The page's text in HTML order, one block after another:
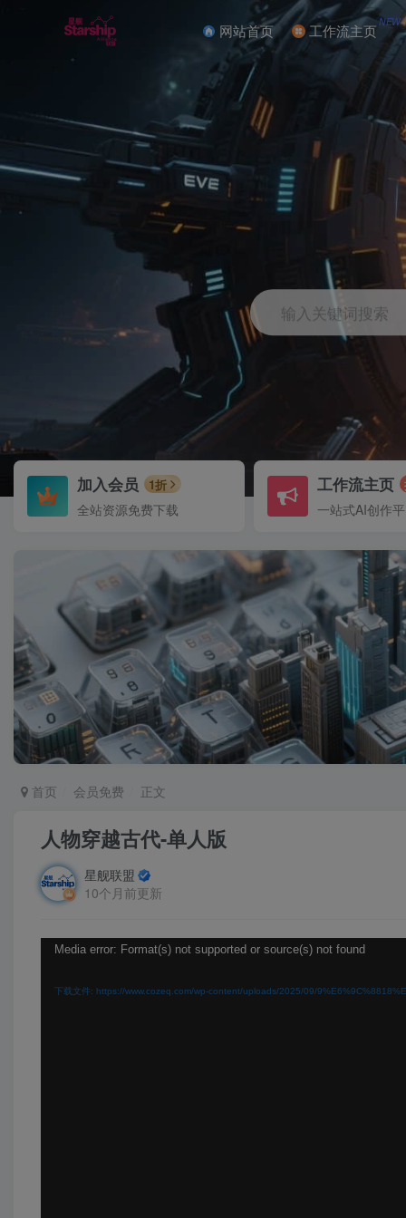
网站首页 工作流主页 NEW
输入关键词搜索
加入会员 1折
全站资源免费下载
工作流主页
一站式AI创作
首页 会员免费 正文
人物穿越古代-单人版
星舰联盟
10个月前更新
Media error: Format(s) not supported or source(s) not found
下载文件: https://www.cozeq.com/wp-content/uploads/2025/09/